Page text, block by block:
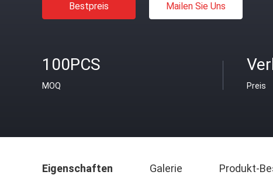
Bestpreis Mailen Sie Uns
100PCS
MOQ Preis
Eigenschaften Galerie Produkt-